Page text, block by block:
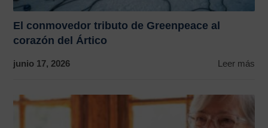
El conmovedor tributo de Greenpeace al
corazón del Ártico
junio 17, 2026 Leer más